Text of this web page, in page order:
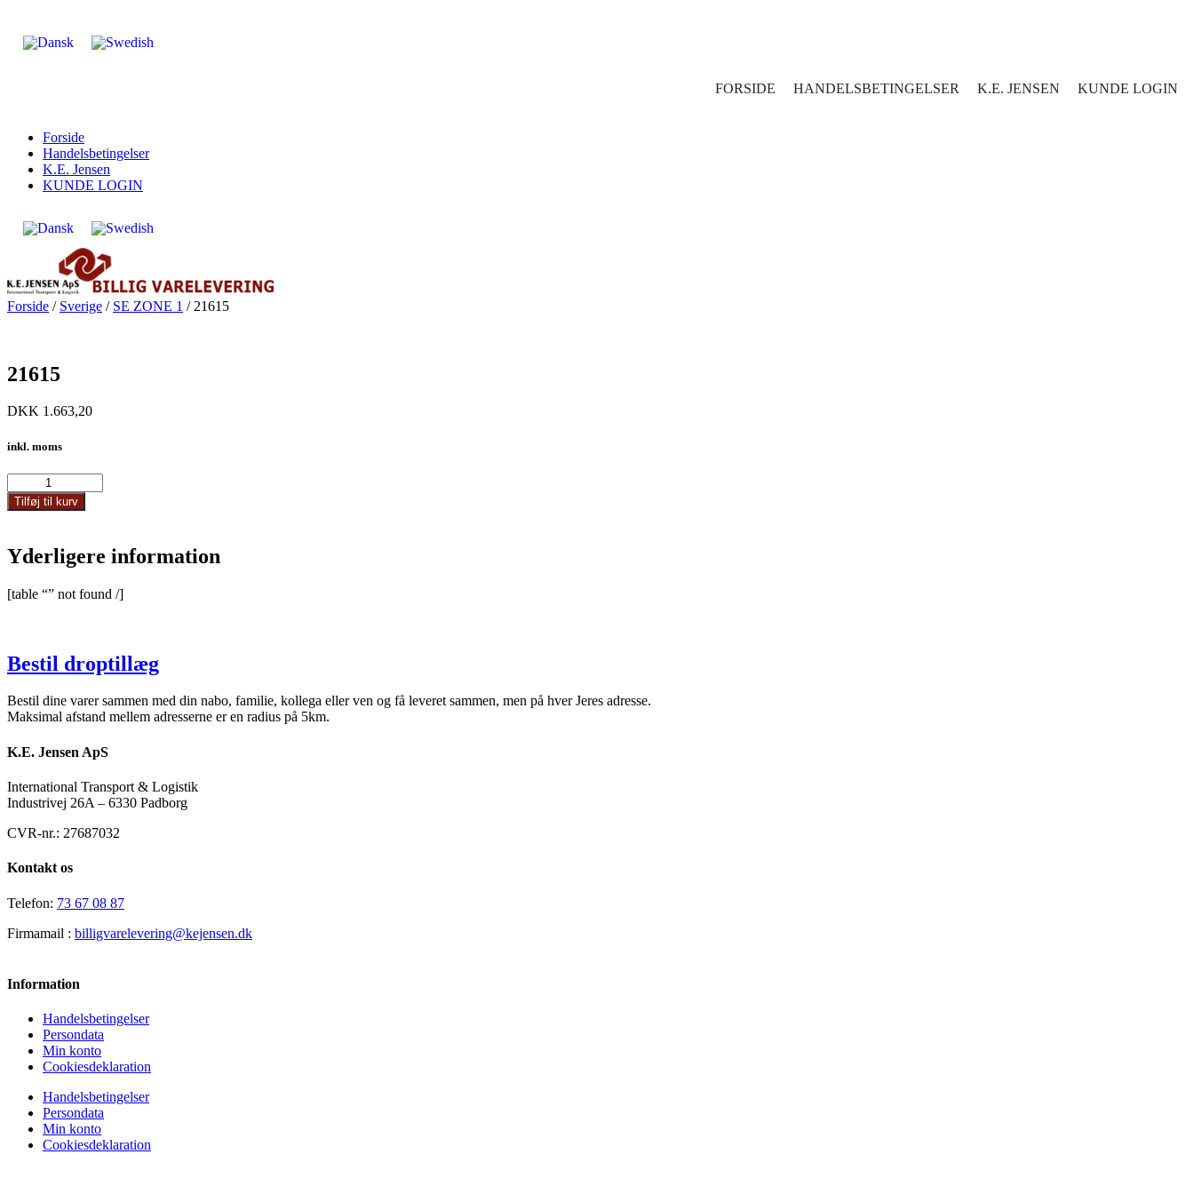
FORSIDE HANDELSBETINGELSER K.E. JENSEN KUNDE LOGIN
Forside
Handelsbetingelser
K.E. Jensen
KUNDE LOGIN
Forside / Sverige / SE ZONE 1 / 21615
21615
DKK 1.663,20
inkl. moms
antal
Tilføj til kurv
Yderligere information
[table “” not found /]
Bestil droptillæg
Bestil dine varer sammen med din nabo, familie, kollega eller ven og få leveret sammen, men på hver Jeres adresse.
Maksimal afstand mellem adresserne er en radius på 5km.
K.E. Jensen ApS
International Transport & Logistik
Industrivej 26A – 6330 Padborg
CVR-nr.: 27687032
Kontakt os
Telefon: 73 67 08 87
Firmamail : billigvarelevering@kejensen.dk
Information
Handelsbetingelser
Persondata
Min konto
Cookiesdeklaration
Handelsbetingelser
Persondata
Min konto
Cookiesdeklaration